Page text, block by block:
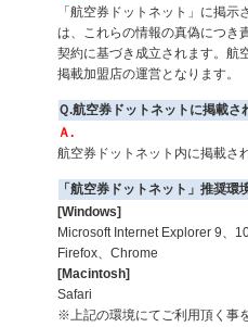
「航空券ドットネット」に掲
は、これらの情報の真偽につき
契約に基づき成立されます。航
掲載加盟店の運営となります。
Ｑ.航空券ドットネットに掲載
Ａ.
航空券ドットネット内に掲載さ
「航空券ドットネット」推奨環
[Windows]
Microsoft Internet Explorer 9、
Firefox、Chrome
[Macintosh]
Safari
※上記の環境にてご利用頂く事